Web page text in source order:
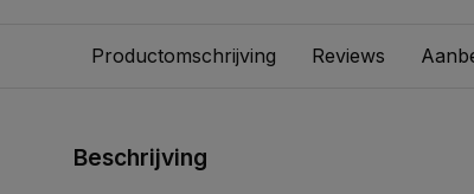
Productomschrijving Reviews
Beschrijving